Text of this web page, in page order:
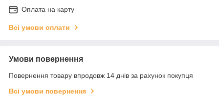
Оплата на карту
Всі умови оплати
Умови повернення
Повернення товару впродовж 14 днів за рахунок покупця
Всі умови повернення